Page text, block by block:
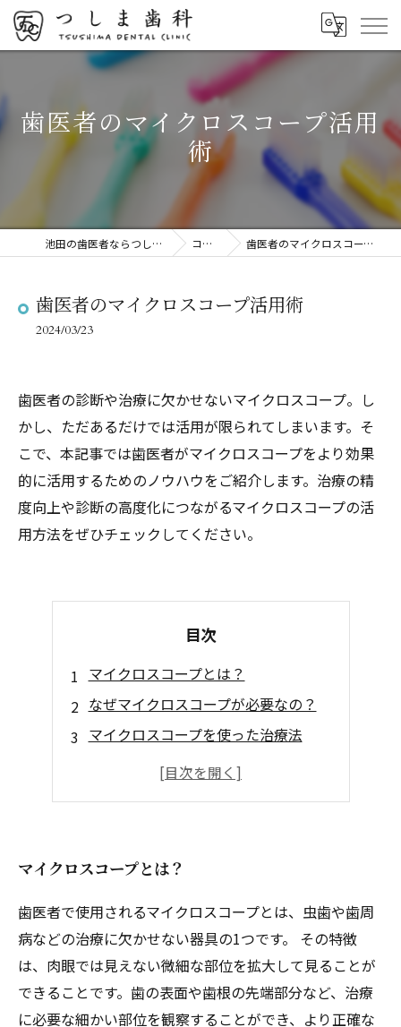
歯医者のマイクロスコープ活用
術
池田の歯医者ならつしま歯科 コラム 歯医者のマイクロスコープ活用術
歯医者のマイクロスコープ活用術
2024/03/23
歯医者の診断や治療に欠かせないマイクロスコープ。し
かし、ただあるだけでは活用が限られてしまいます。そ
こで、本記事では歯医者がマイクロスコープをより効果
的に活用するためのノウハウをご紹介します。治療の精
度向上や診断の高度化につながるマイクロスコープの活
用方法をぜひチェックしてください。
目次
マイクロスコープとは？
なぜマイクロスコープが必要なの？
マイクロスコープを使った治療法
マイクロスコープを活用した予防措置
マイクロスコープとは？
歯医者で使用されるマイクロスコープとは、虫歯や歯周
病などの治療に欠かせない器具の1つです。 その特徴
は、肉眼では見えない微細な部位を拡大して見ることが
できることです。歯の表面や歯根の先端部分など、治療
に必要な細かい部位を観察することができ、より正確な